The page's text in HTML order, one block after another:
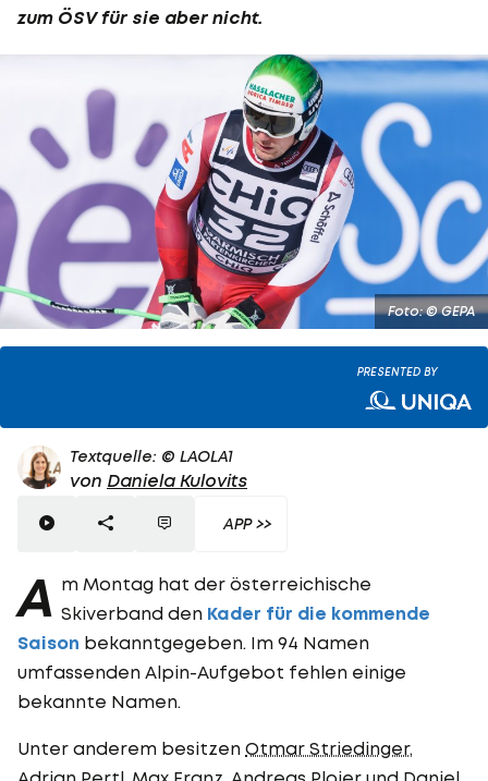
zum ÖSV für sie aber nicht.
Foto: © GEPA
PRESENTED BY
Textquelle: © LAOLA1
von Daniela Kulovits
APP >>
A m Montag hat der österreichische
Skiverband den Kader für die kommende
Saison bekanntgegeben. Im 94 Namen
umfassenden Alpin-Aufgebot fehlen einige
bekannte Namen.
Unter anderem besitzen Otmar Striedinger,